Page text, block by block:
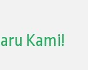
Kami!